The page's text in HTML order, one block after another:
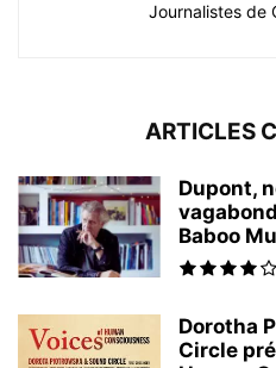
Journalistes de
ARTICLES
Dupont,
Baboo
Dorotha
Circle